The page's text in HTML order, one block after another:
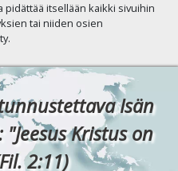
pidättää itsellään kaikki sivuihin
tai niiden osien
Isän
Kristus on
2:11)